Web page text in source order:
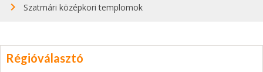
Szatmári középkori templomok
Régióválasztó